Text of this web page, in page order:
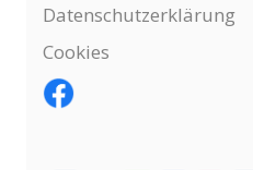
Datenschutzerklärung
Cookies